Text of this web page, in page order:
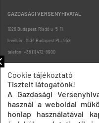
GAZDASÁGI VERSENYHIVATAL
1026 Budapest, Riadó u. 5-11.
levélcím: 1534 Budapest Pf.: 958
telefon: +36 (1) 472-8900
Cookie tájékoztató
Tisztelt látogatónk!
A Gazdasági
használ a weboldal
honlap használatával